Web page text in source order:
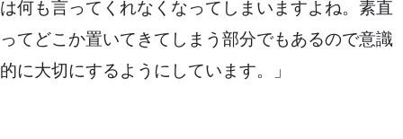
は何も言ってくれなくなってしまいますよね。素直
ってどこか置いてきてしまう部分でもあるので意識
的に大切にするようにしています。」